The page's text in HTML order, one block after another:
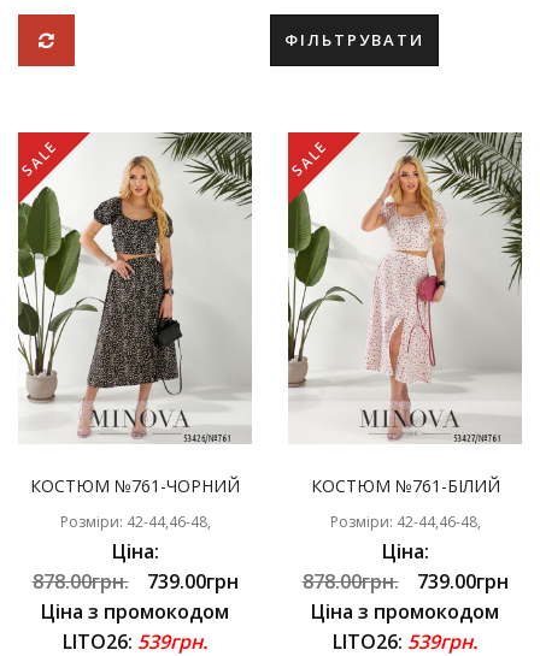
ФІЛЬТРУВАТИ
SALE
КОСТЮМ №761-ЧОРНИЙ
Розміри: 42-44,46-48,
Ціна:
878.00грн.
739.00грн
Ціна з промокодом
LITO26: 539грн.
SALE
КОСТЮМ №761-БІЛИЙ
Розміри: 42-44,46-48,
Ціна:
878.00грн.
739.00грн
Ціна з промокодом
LITO26: 539грн.